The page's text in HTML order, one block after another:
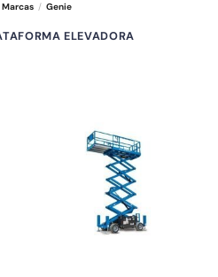
Marcas / Genie
ELEVADORA